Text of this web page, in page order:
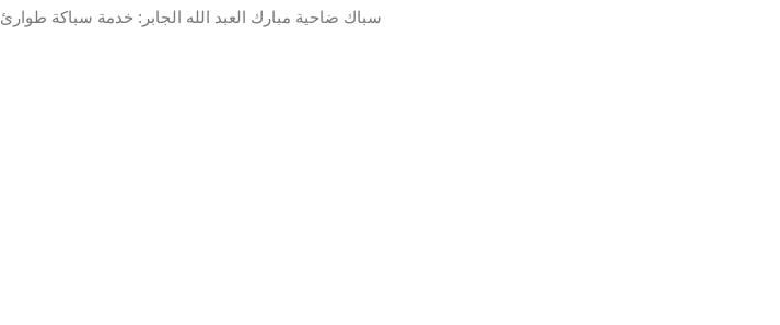
سباك ضاحية مبارك العبد الله الجابر: خدمة سباكة طوارئ 24 ساعة، كشف تسريبات، تسليك مجاري فوري، تركيب سخانات وأدوات صحية باحترافية عالية. اتصل...